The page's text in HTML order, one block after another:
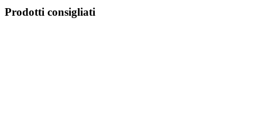
Prodotti consigliati